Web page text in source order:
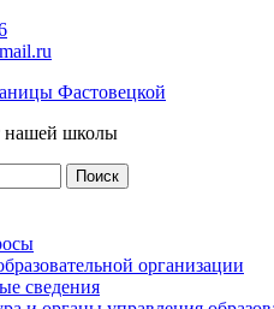
Фастовецкой
нашей школы
организации
сведения